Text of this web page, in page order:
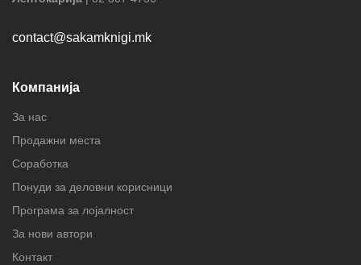
contact@sakamknigi.mk
Компанија
За нас
Продажни места
Соработка
Понуди за деловни корисници
Програма за лојалност
За нови автори
Контакт